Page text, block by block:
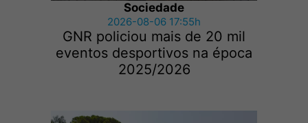
Sociedade
2026-08-06 17:55h
GNR policiou mais de 20 mil
eventos desportivos na época
2025/2026